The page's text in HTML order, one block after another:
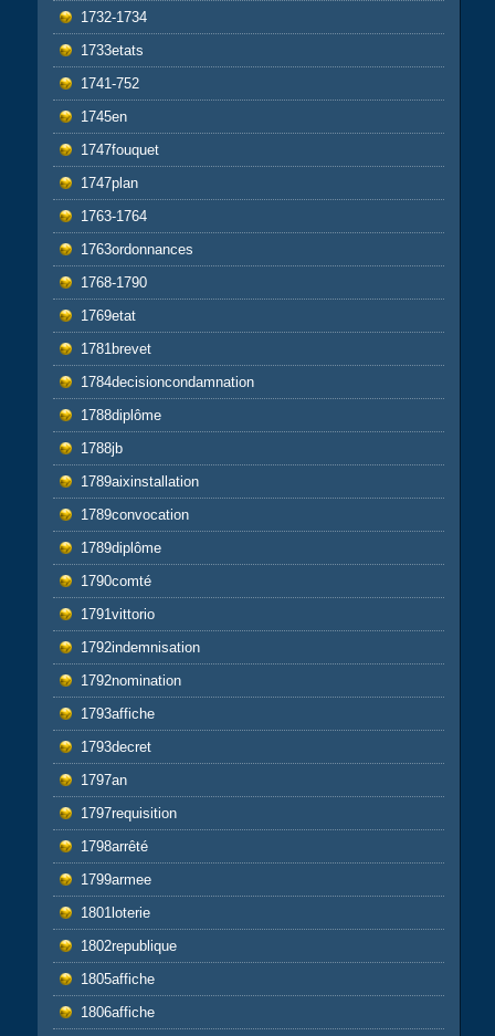
1732-1734
1733etats
1741-752
1745en
1747fouquet
1747plan
1763-1764
1763ordonnances
1768-1790
1769etat
1781brevet
1784decisioncondamnation
1788diplôme
1788jb
1789aixinstallation
1789convocation
1789diplôme
1790comté
1791vittorio
1792indemnisation
1792nomination
1793affiche
1793decret
1797an
1797requisition
1798arrêté
1799armee
1801loterie
1802republique
1805affiche
1806affiche